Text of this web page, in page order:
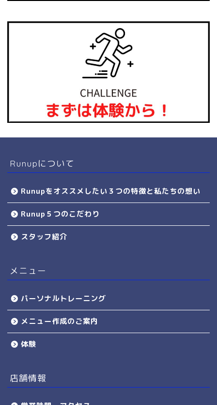
Runupについて
Runupをオススメしたい３つの特徴と私たちの想い
Runup５つのこだわり
スタッフ紹介
メニュー
パーソナルトレーニング
メニュー作成のご案内
体験
店舗情報